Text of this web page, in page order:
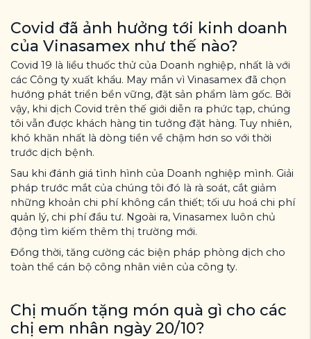
Covid đã ảnh hưởng tới kinh doanh
của Vinasamex như thế nào?
Covid 19 là liều thuốc thử của Doanh nghiệp, nhất là với
các Công ty xuất khẩu. May mắn vì Vinasamex đã chọn
hướng phát triển bền vững, đặt sản phẩm làm gốc. Bởi
vậy, khi dịch Covid trên thế giới diễn ra phức tạp, chúng
tôi vẫn được khách hàng tin tưởng đặt hàng. Tuy nhiên,
khó khăn nhất là dòng tiền về chậm hơn so với thời
trước dịch bệnh.
Sau khi đánh giá tình hình của Doanh nghiệp mình. Giải
pháp trước mắt của chúng tôi đó là rà soát, cắt giảm
những khoản chi phí không cần thiết; tối ưu hoá chi phí
quản lý, chi phí đầu tư. Ngoài ra, Vinasamex luôn chủ
động tìm kiếm thêm thị trường mới.
Đồng thời, tăng cường các biện pháp phòng dịch cho
toàn thể cán bộ công nhân viên của công ty.
Chị muốn tặng món quà gì cho các
chị em nhân ngày 20/10?